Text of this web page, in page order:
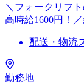
＼フォークリフ
高時給1600円！
配送・物流
勤務地